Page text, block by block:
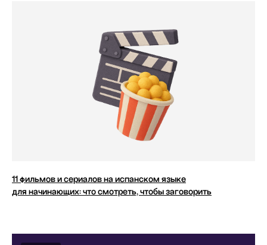
11 фильмов и сериалов на испанском языке
для начинающих: что смотреть, чтобы заговорить